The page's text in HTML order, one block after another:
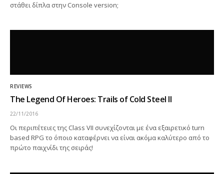
στάθει δίπλα στην Console version;
REVIEWS
The Legend Of Heroes: Trails of Cold Steel II
22/11/2016
Οι περιπέτειες της Class VII συνεχίζονται με ένα εξαιρετικό turn
based RPG το όποιο καταφέρνει να είναι ακόμα καλύτερο από το
πρώτο παιχνίδι της σειράς!